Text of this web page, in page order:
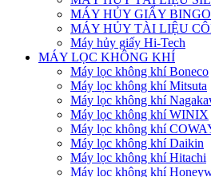
MÁY HỦY GIẤY BINGO
MÁY HỦY TÀI LIỆU
Máy hủy giấy Hi-Tech
MÁY LỌC KHÔNG KHÍ
Máy lọc không khí Boneco
Máy lọc không khí Mitsuta
Máy lọc không khí
Máy lọc không khí WINIX
Máy lọc không khí
Máy lọc không khí Daikin
Máy lọc không khí Hitachi
Máy lọc không khí